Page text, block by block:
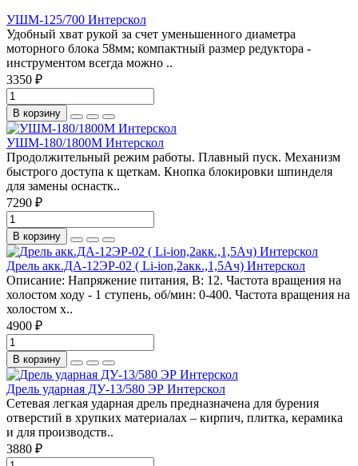
УШМ-125/700 Интерскол
Удобный хват рукой за счет уменьшенного диаметра
моторного блока 58мм; компактный размер редуктора -
инструментом всегда можно ..
3350 ₽
В корзину
УШМ-180/1800М Интерскол
Продолжительный режим работы. Плавный пуск. Механизм
быстрого доступа к щеткам. Кнопка блокировки шпинделя
для замены оснастк..
7290 ₽
В корзину
Дрель акк.ДА-12ЭР-02 ( Li-ion,2акк.,1,5Ач) Интерскол
Описание: Напряжение питания, В: 12. Частота вращения на
холостом ходу - 1 ступень, об/мин: 0-400. Частота вращения на
холостом х..
4900 ₽
В корзину
Дрель ударная ДУ-13/580 ЭР Интерскол
Сетевая легкая ударная дрель предназначена для бурения
отверстий в хрупких материалах – кирпич, плитка, керамика
и для производств..
3880 ₽